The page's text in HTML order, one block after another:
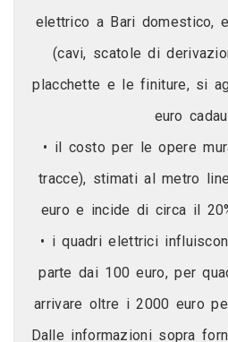
elettrico a Bari domestico,
(cavi, scatole di
placchette e le finiture, si
euro
• il costo per le opere
tracce), stimati al metro
euro e incide di circa il
• i quadri elettrici
parte dai 100 euro, per
arrivare oltre i 2000 euro
Dalle informazioni sopra